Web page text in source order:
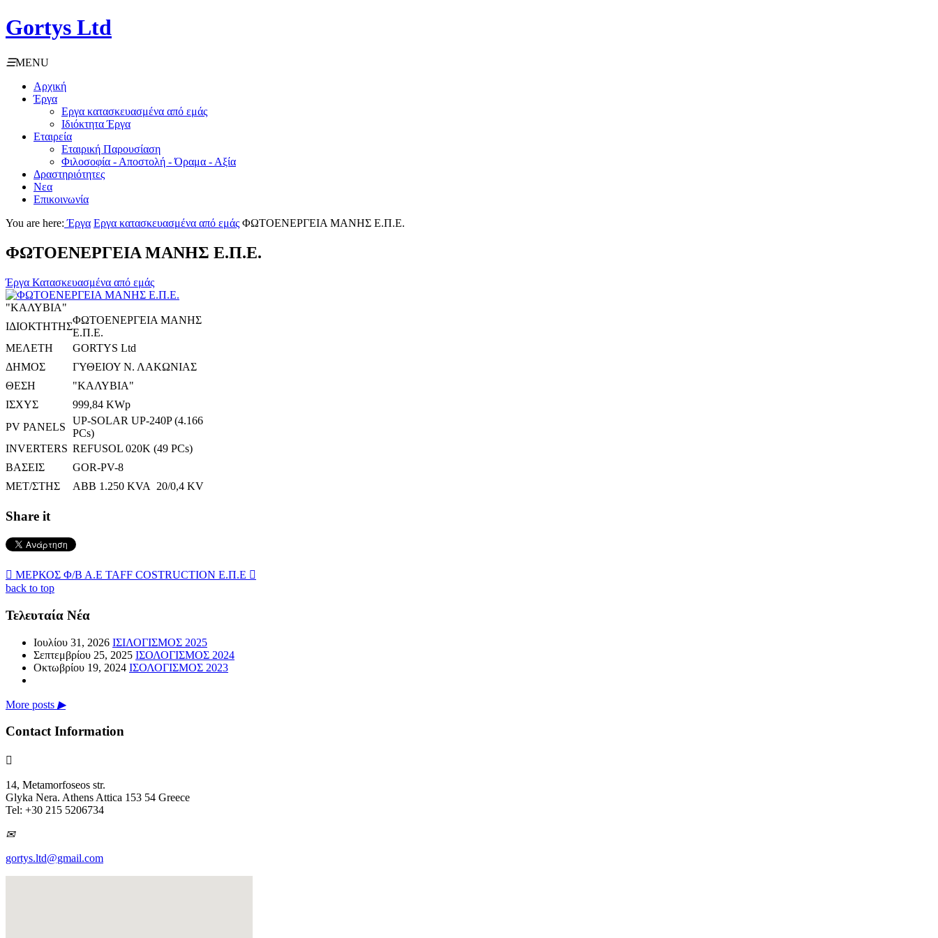
Gortys Ltd
☰MENU
Αρχική
Έργα
Εργα κατασκευασμένα από εμάς
Ιδιόκτητα Έργα
Εταιρεία
Εταιρική Παρουσίαση
Φιλοσοφία - Αποστολή - Όραμα - Αξία
Δραστηριότητες
Νεα
Επικοινωνία
You are here: Έργα Εργα κατασκευασμένα από εμάς ΦΩΤΟΕΝΕΡΓΕΙΑ ΜΑΝΗΣ Ε.Π.Ε.
ΦΩΤΟΕΝΕΡΓΕΙΑ ΜΑΝΗΣ Ε.Π.Ε.
Έργα Κατασκευασμένα από εμάς
"ΚΑΛΥΒΙΑ"
ΙΔΙΟΚΤΗΤΗΣ
ΦΩΤΟΕΝΕΡΓΕΙΑ ΜΑΝΗΣ
Ε.Π.Ε.
ΜΕΛΕΤΗ
GORTYS Ltd
ΔΗΜΟΣ
ΓΥΘΕΙΟΥ Ν. ΛΑΚΩΝΙΑΣ
ΘΕΣΗ
"ΚΑΛΥΒΙΑ"
ΙΣΧΥΣ
999,84 KWp
PV PANELS
UP-SOLAR UP-240P (4.166
PCs)
INVERTERS REFUSOL 020K (49 PCs)
ΒΑΣΕΙΣ
GOR-PV-8
ΜΕΤ/ΣΤΗΣ
ABB 1.250 KVA 20/0,4 KV
Share it
 ΜΕΡΚΟΣ Φ/Β Α.Ε TAFF COSTRUCTION Ε.Π.Ε 
back to top
Τελευταία Νέα
Ιουλίου 31, 2026 ΙΣΙΛΟΓΙΣΜΟΣ 2025
Σεπτεμβρίου 25, 2025 ΙΣΟΛΟΓΙΣΜΟΣ 2024
Οκτωβρίου 19, 2024 ΙΣΟΛΟΓΙΣΜΟΣ 2023
More posts ▶
Contact Information

14, Metamorfoseos str.
Glyka Nera. Athens Attica 153 54 Greece
Tel: +30 215 5206734
✉
gortys.ltd@gmail.com